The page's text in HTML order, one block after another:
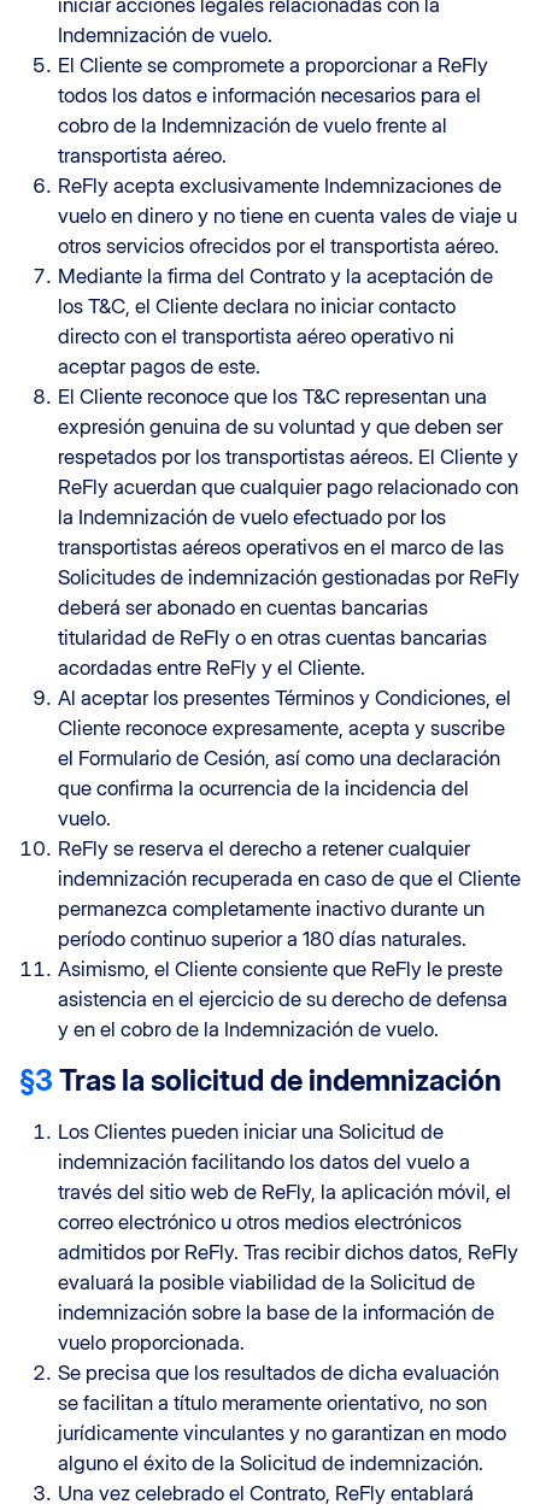
iniciar acciones legales relacionadas con la
Indemnización de vuelo.
El Cliente se compromete a proporcionar a ReFly
todos los datos e información necesarios para el
cobro de la Indemnización de vuelo frente al
transportista aéreo.
ReFly acepta exclusivamente Indemnizaciones de
vuelo en dinero y no tiene en cuenta vales de viaje u
otros servicios ofrecidos por el transportista aéreo.
Mediante la firma del Contrato y la aceptación de
los T&C, el Cliente declara no iniciar contacto
directo con el transportista aéreo operativo ni
aceptar pagos de este.
El Cliente reconoce que los T&C representan una
expresión genuina de su voluntad y que deben ser
respetados por los transportistas aéreos. El Cliente y
ReFly acuerdan que cualquier pago relacionado con
la Indemnización de vuelo efectuado por los
transportistas aéreos operativos en el marco de las
Solicitudes de indemnización gestionadas por ReFly
deberá ser abonado en cuentas bancarias
titularidad de ReFly o en otras cuentas bancarias
acordadas entre ReFly y el Cliente.
Al aceptar los presentes Términos y Condiciones, el
Cliente reconoce expresamente, acepta y suscribe
el Formulario de Cesión, así como una declaración
que confirma la ocurrencia de la incidencia del
vuelo.
ReFly se reserva el derecho a retener cualquier
indemnización recuperada en caso de que el Cliente
permanezca completamente inactivo durante un
período continuo superior a 180 días naturales.
Asimismo, el Cliente consiente que ReFly le preste
asistencia en el ejercicio de su derecho de defensa
y en el cobro de la Indemnización de vuelo.
§3 Tras la solicitud de indemnización
Los Clientes pueden iniciar una Solicitud de
indemnización facilitando los datos del vuelo a
través del sitio web de ReFly, la aplicación móvil, el
correo electrónico u otros medios electrónicos
admitidos por ReFly. Tras recibir dichos datos, ReFly
evaluará la posible viabilidad de la Solicitud de
indemnización sobre la base de la información de
vuelo proporcionada.
Se precisa que los resultados de dicha evaluación
se facilitan a título meramente orientativo, no son
jurídicamente vinculantes y no garantizan en modo
alguno el éxito de la Solicitud de indemnización.
Una vez celebrado el Contrato, ReFly entablará